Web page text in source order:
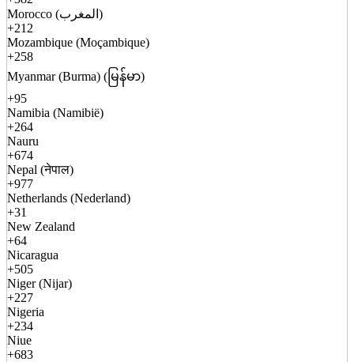
Morocco (المغرب)
+212
Mozambique (Moçambique)
+258
Myanmar (Burma) (မြန်မာ)
+95
Namibia (Namibië)
+264
Nauru
+674
Nepal (नेपाल)
+977
Netherlands (Nederland)
+31
New Zealand
+64
Nicaragua
+505
Niger (Nijar)
+227
Nigeria
+234
Niue
+683